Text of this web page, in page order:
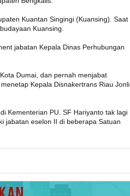
Kuantan Singingi (Kuansing). Saat
Kuansing.
jabatan Kepala Dinas Perhubungan
Dumai, dan pernah menjabat
Kepala Disnakertrans Riau Jonli
Kementerian PU. SF Hariyanto tak lagi
jabatan eselon II di beberapa Satuan